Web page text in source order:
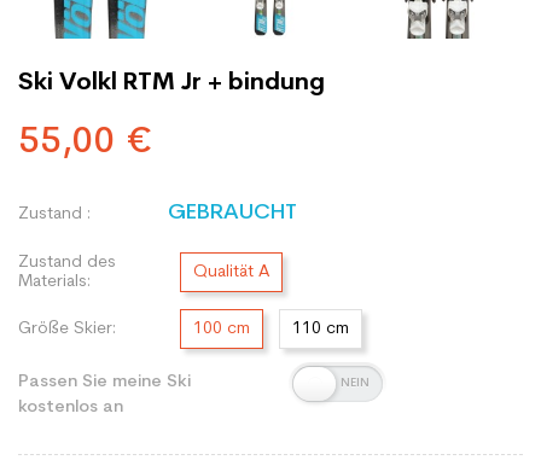
Ski Volkl RTM Jr + bindung
55,00 €
Zustand : GEBRAUCHT
Zustand des
Materials:
Qualität A
Größe Skier: 100 cm 110 cm
Passen Sie meine Ski
kostenlos an